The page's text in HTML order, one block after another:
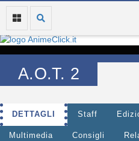
A.O.T. 2
DETTAGLI Staff
Multimedia Consigli